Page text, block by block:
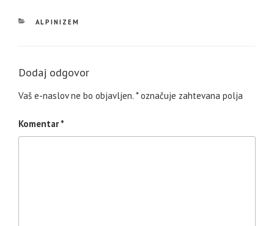
KATEGORIJE
ALPINIZEM
Dodaj odgovor
Vaš e-naslov ne bo objavljen. *označuje zahtevana polja
Komentar*